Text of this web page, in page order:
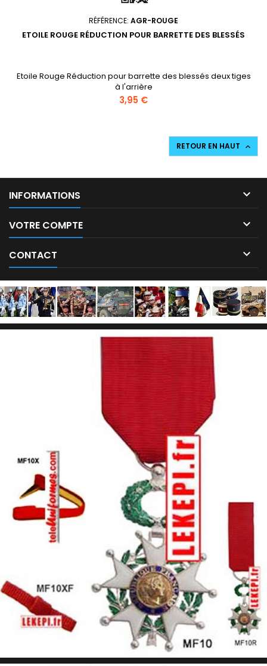
RÉFÉRENCE: AGR-ROUGE
ETOILE ROUGE RÉDUCTION POUR BARRETTE DES BLESSÉS
Etoile Rouge Réduction pour barrette des blessés deux tiges
à l'arrière
Prix
3,95 €
RETOUR EN HAUT 
INFORMATIONS 
VOTRE COMPTE 
CONTACT 